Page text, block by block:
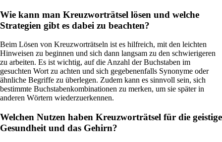
Wie kann man Kreuzworträtsel lösen und welche
Strategien gibt es dabei zu beachten?
Beim Lösen von Kreuzworträtseln ist es hilfreich, mit den leichten
Hinweisen zu beginnen und sich dann langsam zu den schwierigeren
zu arbeiten. Es ist wichtig, auf die Anzahl der Buchstaben im
gesuchten Wort zu achten und sich gegebenenfalls Synonyme oder
ähnliche Begriffe zu überlegen. Zudem kann es sinnvoll sein, sich
bestimmte Buchstabenkombinationen zu merken, um sie später in
anderen Wörtern wiederzuerkennen.
Welchen Nutzen haben Kreuzworträtsel für die geistige
Gesundheit und das Gehirn?